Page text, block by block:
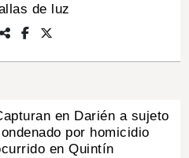
de luz
en Darién a sujeto
por homicidio
en Quintín